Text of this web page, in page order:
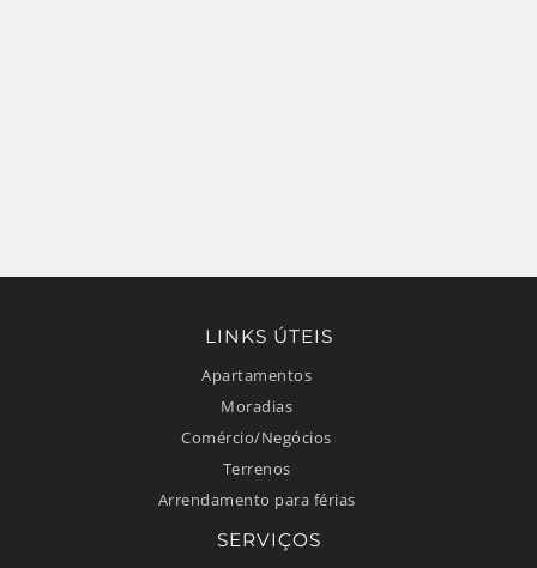
LINKS ÚTEIS
Apartamentos
Moradias
Comércio/Negócios
Terrenos
Arrendamento para férias
SERVIÇOS